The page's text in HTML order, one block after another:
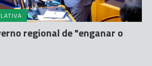
regional de "enganar o